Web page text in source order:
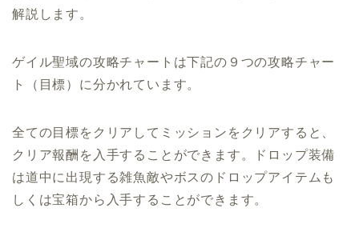
解説します。
ゲイル聖域の攻略チャートは下記の９つの攻略チャー
ト（目標）に分かれています。
全ての目標をクリアしてミッションをクリアすると、
クリア報酬を入手することができます。ドロップ装備
は道中に出現する雑魚敵やボスのドロップアイテムも
しくは宝箱から入手することができます。